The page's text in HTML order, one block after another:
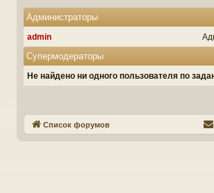
Администраторы
admin
Супермодераторы
Не найдено ни одного пользователя по
Список форумов